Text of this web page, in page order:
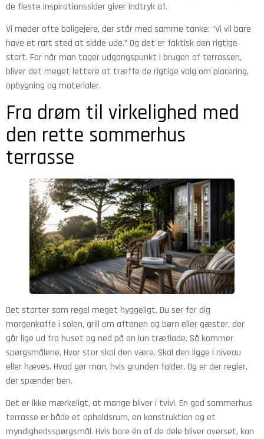
de fleste inspirationssider giver indtryk af.
Vi møder ofte boligejere, der står med samme tanke: “Vi vil bare
have et rart sted at sidde ude.” Og det er faktisk den rigtige
start. For når man tager udgangspunkt i brugen af terrassen,
bliver det meget lettere at træffe de rigtige valg om placering,
opbygning og materialer.
Fra drøm til virkelighed med
den rette sommerhus
terrasse
Det starter som regel meget hyggeligt. Du ser for dig
morgenkaffe i solen, grill om aftenen og børn eller gæster, der
går lige ud fra huset og ned på en lun træflade. Så kommer
spørgsmålene. Hvor stor skal den være. Skal den ligge i niveau
eller hæves. Hvad gør man, hvis grunden falder. Og er der regler,
der spænder ben.
Det er ikke mærkeligt, at mange bliver i tvivl. En god sommerhus
terrasse er både et opholdsrum, en konstruktion og et
myndighedsspørgsmål. Hvis bare én af de dele bliver overset, kan